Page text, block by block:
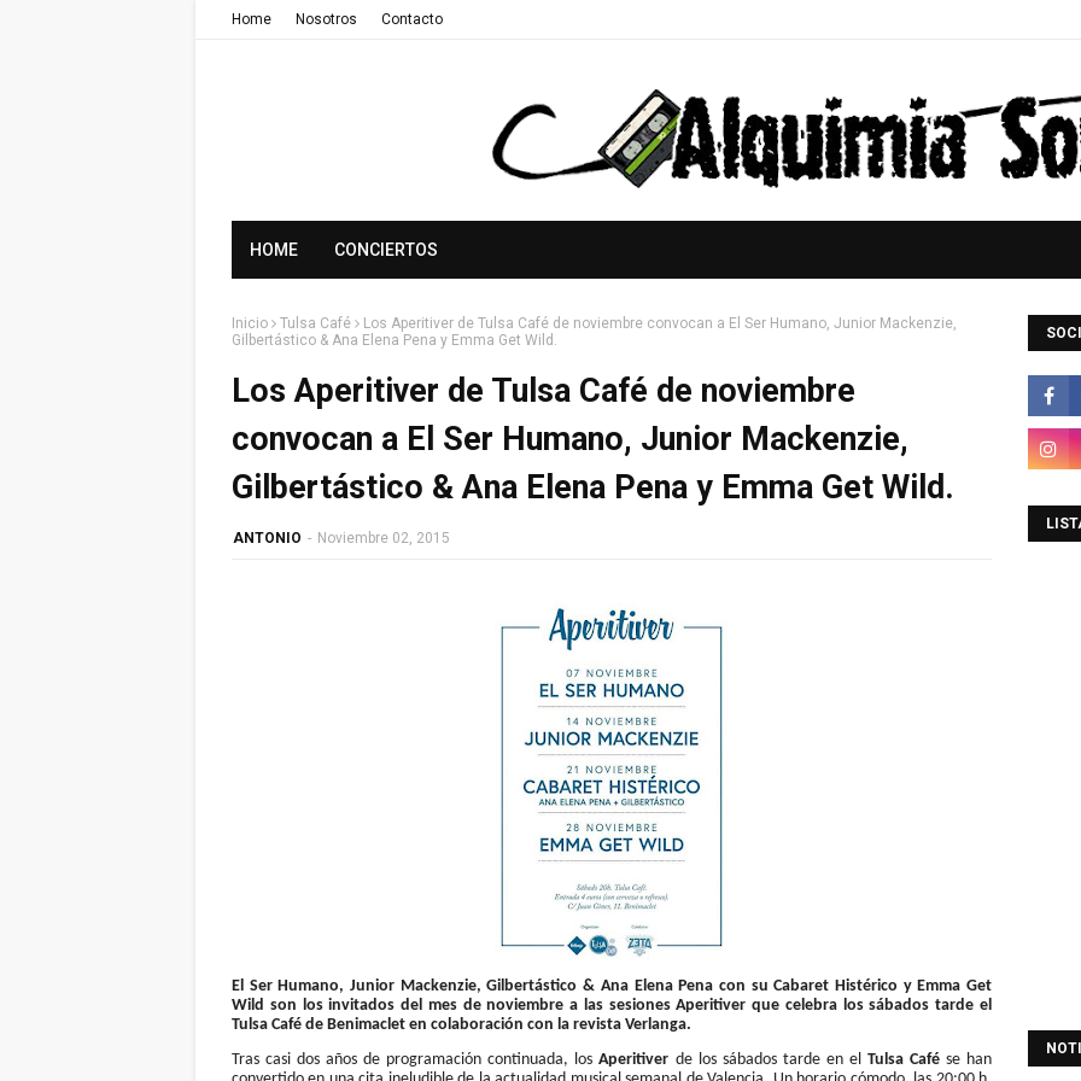
Home Nosotros Contacto
HOME CONCIERTOS
Inicio Tulsa Café
Los Aperitiver de Tulsa Café de noviembre convocan a El Ser Humano, Junior Mackenzie,
Gilbertástico & Ana Elena Pena y Emma Get Wild.
Los Aperitiver de Tulsa Café de noviembre
convocan a El Ser Humano, Junior Mackenzie,
Gilbertástico & Ana Elena Pena y Emma Get Wild.
ANTONIO - Noviembre 02, 2015
El Ser Humano, Junior Mackenzie, Gilbertástico & Ana Elena Pena con su Cabaret Histérico y Emma Get
Wild son los invitados del mes de noviembre a las sesiones Aperitiver que celebra los sábados tarde el
Tulsa Café de Benimaclet en colaboración con la revista Verlanga.
Tras casi dos años de programación continuada, losAperitiver de los sábados tarde en el Tulsa Cafése han